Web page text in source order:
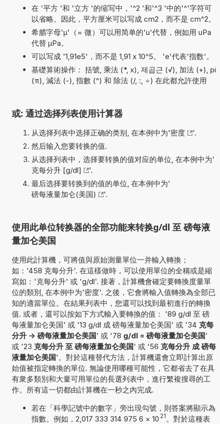
在 '平方 '和 '立方 '的缩写中，'^2 '和'^3 '中的'^'字符可
以省略。因此，平方厘米可以写成 cm2，而不是 cm^2。
希腊字母'µ'（= 微）可以用简单的'u'代替，例如用 uPa
代替 µPa。
可以写成 '1,91e5'，而不是 1,91 x 10^5。 'e'代表'指数'。
基礎算術操作： 括號, 乘法 (*, x), 제곱근 (√), 加法 (+), pi
(π), 減法 (-), 指數 (^) 和 除法 (/, :, ÷) 在此都允許使用
或: 通过选择列表使用计算器
从选择列表中选择正确的类别, 在本例中为'密度
'.
然后输入您要转换的值.
从选择列表中，选择要转换的值对应的单位, 在本例中为'
克每分升 [g/dl]
'.
最后选择要转换到的值的单位, 在本例中为'
磅每液量加仑(美国)
'.
使用此单位转换器的全部功能来转换g/dl 至 磅每液
量加仑美国
使用此計算機，可將值與原始測量單位一并輸入轉換；
如：'458 克每分升'. 在這樣做時，可以使用單位的全稱或是縮
寫如：'克每分升' 或 'g/dl'. 接著，計算機會確定要轉換度量單
位的類別, 在本例中为'密度'. 之後，它會將輸入值轉換為全部已
知的適當單位。在結果列表中，您還可以找到最初進行的轉換
值. 或者，還可以按如下方式輸入要轉換的值： '89 g/dl 至 磅
每液量加仑美国' 或 '13 g/dl 成 磅每液量加仑美国' 或 '34 克每
分升 -> 磅每液量加仑美国' 或 '78 g/dl = 磅每液量加仑美国'
或 '23 克每分升 至 磅每液量加仑美国' 或 '56 克每分升 成 磅每
液量加仑美国'。對於這種替代方法，計算機還會立即計算出原
始值被指定轉換的單位. 無論使用哪種可能性，它都省去了在具
有衆多類別和大量可用單位的長選列表中，進行繁複搜尋的工
作。所有這一切都由計算機在一秒之內完成.
若在「科學記號中的數字」旁出現勾號，則答案將顯示為
指數。例如，2,017 333 314 975 6 × 10 21 。對於這種表